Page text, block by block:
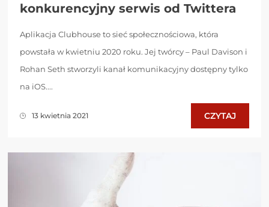
konkurencyjny serwis od Twittera
Aplikacja Clubhouse to sieć społecznościowa, która
powstała w kwietniu 2020 roku. Jej twórcy – Paul Davison i
Rohan Seth stworzyli kanał komunikacyjny dostępny tylko
na iOS....
13 kwietnia 2021 CZYTAJ